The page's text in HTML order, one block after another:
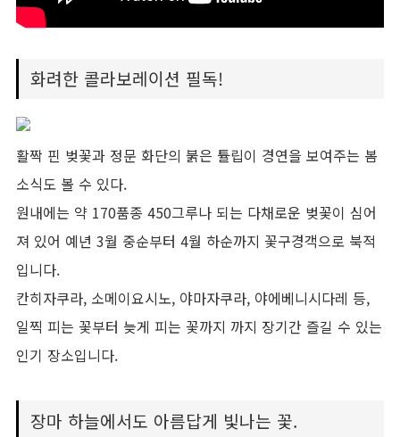
화려한 콜라보레이션 필독!
활짝 핀 벚꽃과 정문 화단의 붉은 튤립이 경연을 보여주는 봄
소식도 볼 수 있다.
원내에는 약 170품종 450그루나 되는 다채로운 벚꽃이 심어
져 있어 예년 3월 중순부터 4월 하순까지 꽃구경객으로 북적
입니다.
칸히자쿠라, 소메이요시노, 야마자쿠라, 야에베니시다레 등,
일찍 피는 꽃부터 늦게 피는 꽃까지 까지 장기간 즐길 수 있는
인기 장소입니다.
장마 하늘에서도 아름답게 빛나는 꽃.